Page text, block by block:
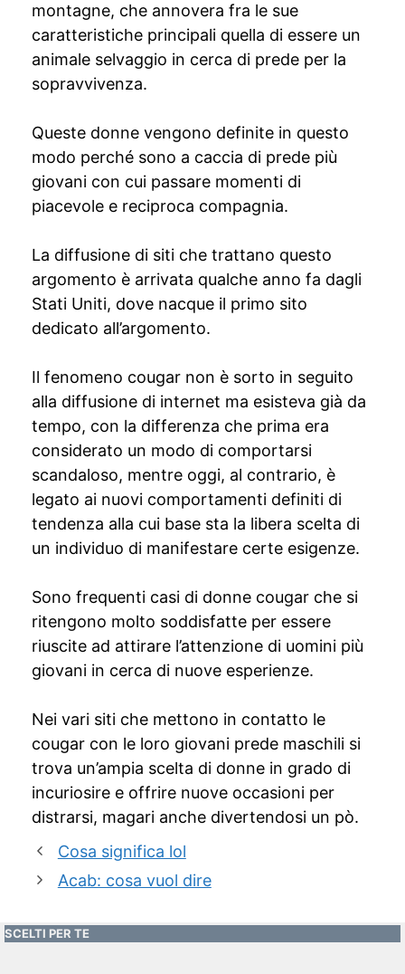
montagne, che annovera fra le sue
caratteristiche principali quella di essere un
animale selvaggio in cerca di prede per la
sopravvivenza.
Queste donne vengono definite in questo
modo perché sono a caccia di prede più
giovani con cui passare momenti di
piacevole e reciproca compagnia.
La diffusione di siti che trattano questo
argomento è arrivata qualche anno fa dagli
Stati Uniti, dove nacque il primo sito
dedicato all’argomento.
Il fenomeno cougar non è sorto in seguito
alla diffusione di internet ma esisteva già da
tempo, con la differenza che prima era
considerato un modo di comportarsi
scandaloso, mentre oggi, al contrario, è
legato ai nuovi comportamenti definiti di
tendenza alla cui base sta la libera scelta di
un individuo di manifestare certe esigenze.
Sono frequenti casi di donne cougar che si
ritengono molto soddisfatte per essere
riuscite ad attirare l’attenzione di uomini più
giovani in cerca di nuove esperienze.
Nei vari siti che mettono in contatto le
cougar con le loro giovani prede maschili si
trova un’ampia scelta di donne in grado di
incuriosire e offrire nuove occasioni per
distrarsi, magari anche divertendosi un pò.
Cosa significa lol
Acab: cosa vuol dire
SCELTI PER TE